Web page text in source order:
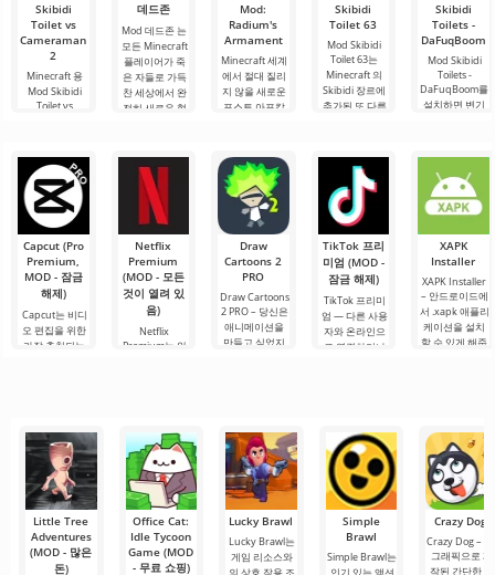
Skibidi
Toilet vs
Cameraman
2
Minecraft 용
Mod Skibidi
Toilet vs
기에 빠져들게
하며 Skibidi 화
장실의 캐릭터
가 주로 참여하
게
데드존
Mod 데드존 는
모든 Minecraft
플레이어가 죽
은 자들로 가득
찬 세상에서 완
전히 새로운 형
하는 실제 테스
트입니다. 이 애
드온이 제공하
는
Mod:
Radium's
Armament
Minecraft 세계
에서 절대 질리
지 않을 새로운
포스트 아포칼
Mod Radium's
Armament이
그 증거입니다.
이.
Skibidi
Toilet 63
Mod Skibidi
Toilet 63는
Minecraft 의
Skibidi 장르에
추가된 또 다른
한 캐릭터입니
다. 우리의 고향
은
Skibidi
Toilets -
DaFuqBoom
Mod Skibidi
Toilets -
DaFuqBoom를
설치하면 변기
할 수 있습니다.
몹은 크기, 체력,
공격력이
Capcut (Pro
Premium,
MOD - 잠금
해제)
Capcut는 비디
오 편집을 위한
가장 추천되는
장합니다. 많은
사용자에게 무
료 버전은 모든
편집 요구를
Netflix
Premium
(MOD - 모든
것이 열려 있
음)
Netflix
Premium는 안
있는 서비스 중
하나입니다. 이
곳에는 최신 미
디어 제품뿐만
아니라
Draw
Cartoons 2
PRO
Draw Cartoons
2 PRO – 당신은
애니메이션을
만들고 싶었지
에 달려 있습니
다. 복잡한
TikTok 프리
미엄 (MOD -
잠금 해제)
TikTok 프리미
엄 — 다른 사용
자와 온라인으
로 연결하거나
루를 시작하거
나 힘든 하루를.
XAPK
Installer
XAPK Installer
– 안드로이드에
서 .xapk 애플리
케이션을 설치
할 수 있게 해줍
시작할 수
Little Tree
Adventures
(MOD - 많은
돈)
Office Cat:
Idle Tycoon
Game (MOD
- 무료 쇼핑)
Lucky Brawl
Lucky Brawl는
게임 리소스와
Simple
Brawl
Simple Brawl는
Crazy Dog
Crazy Dog –
그래픽으로 제
작된 간단한 퍼